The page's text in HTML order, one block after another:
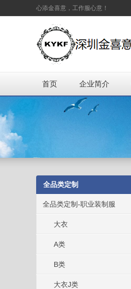
心添金喜意，工作服心意！
首页 企业简介
全品类定制
全品类定制-职业装制服
大衣
A类
B类
大衣J类